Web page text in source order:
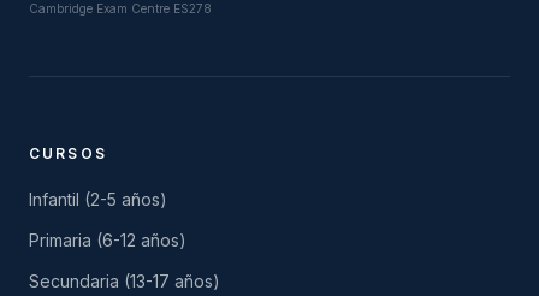
Cambridge Exam Centre ES278
CURSOS
Infantil (2-5 años)
Primaria (6-12 años)
Secundaria (13-17 años)